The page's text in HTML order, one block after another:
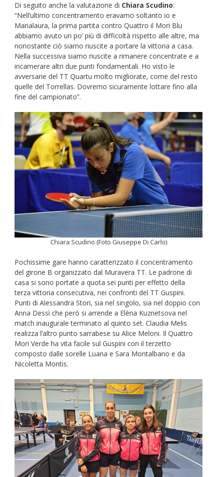
Di seguito anche la valutazione di Chiara Scudino:
“Nell’ultimo concentramento eravamo soltanto io e
Marialaura, la prima partita contro Quattro il Mori Blu
abbiamo avuto un po’ più di difficoltà rispetto alle altre, ma
nonostante ciò siamo riuscite a portare la vittoria a casa.
Nella successiva siamo riuscite a rimanere concentrate e a
incamerare altri due punti fondamentali. Ho visto le
avversarie del TT Quartu molto migliorate, come del resto
quelle del Torrellas. Dovremo sicuramente lottare fino alla
fine del campionato”.
Chiara Scudino (Foto Giuseppe Di Carlo)
Pochissime gare hanno caratterizzato il concentramento
del girone B organizzato dal Muravera TT. Le padrone di
casa si sono portate a quota sei punti per effetto della
terza vittoria consecutiva, nei confronti del TT Guspini.
Punti di Alessandra Stori, sia nel singolo, sia nel doppio con
Anna Dessì che però si arrende a Elèna Kuznetsova nel
match inaugurale terminato al quinto set. Claudia Melis
realizza l’altro punto sarrabese su Alice Meloni. Il Quattro
Mori Verde ha vita facile sul Guspini con il terzetto
composto dalle sorelle Luana e Sara Montalbano e da
Nicoletta Montis.